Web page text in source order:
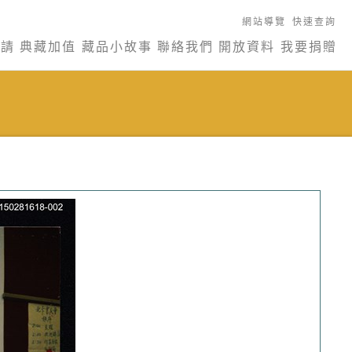
網站導覽 快速查詢
典藏加值 藏品小故事 聯絡我們 開放資料 我要捐贈